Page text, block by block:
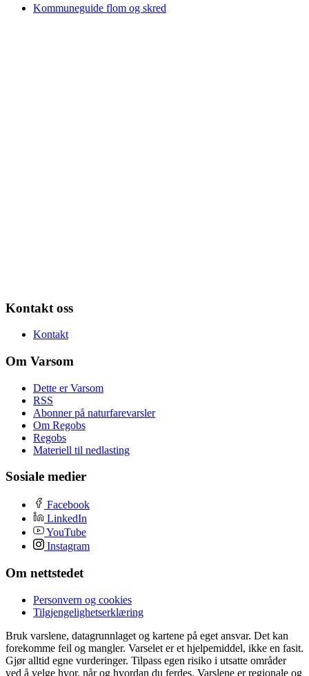
Kommuneguide flom og skred
Kontakt oss
Kontakt
Om Varsom
Dette er Varsom
RSS
Abonner på naturfarevarsler
Om Regobs
Regobs
Materiell til nedlasting
Sosiale medier
Facebook
LinkedIn
YouTube
Instagram
Om nettstedet
Personvern og cookies
Tilgjengelighetserklæring
Bruk varslene, datagrunnlaget og kartene på eget ansvar. Det kan
forekomme feil og mangler. Varselet er et hjelpemiddel, ikke en fasit.
Gjør alltid egne vurderinger. Tilpass egen risiko i utsatte områder
ved å velge hvor, når og hvordan du ferdes. Varslene er regionale og